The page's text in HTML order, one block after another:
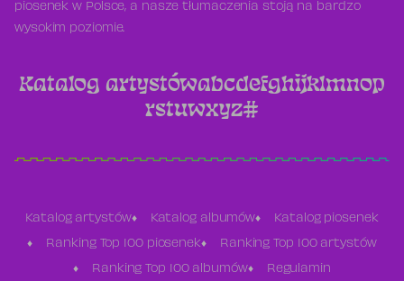
piosenek w Polsce, a nasze tłumaczenia stoją na bardzo
wysokim poziomie.
Katalog artystówabcdefghijklmnop
rstuwxyz#
Katalog artystów Katalog albumów Katalog piosenek
Ranking Top 100 piosenek Ranking Top 100 artystów
Ranking Top 100 albumów Regulamin